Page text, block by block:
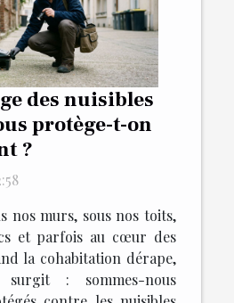
des nuisibles
protège-t-on
?
nos murs, sous nos toits,
et parfois au cœur des
la cohabitation dérape,
: sommes-nous